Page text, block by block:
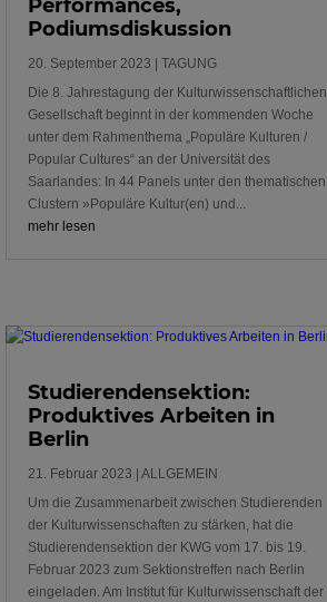
Performances,
Podiumsdiskussion
20. September 2023
TAGUNG
Die 8. Jahrestagung der Kulturwissenschaftlichen
Gesellschaft beginnt in der kommenden Woche
unter dem Rahmenthema „Populäre Kulturen /
Popular Cultures“ an der Universität des
Saarlandes: In 44 Panels unter den thematischen
Clustern »Populäre Kultur(en) und...
mehr lesen
Studierendensektion:
Produktives Arbeiten in
Berlin
21. Februar 2023
ALLGEMEIN
Um die Zusammenarbeit zwischen Studierenden
der Kulturwissenschaften zu stärken, hat die
Studierendensektion der KWG vom 17. bis 19.
Februar 2023 zum Sektionstreffen nach Berlin
eingeladen. Am Institut für Kulturwissenschaft der